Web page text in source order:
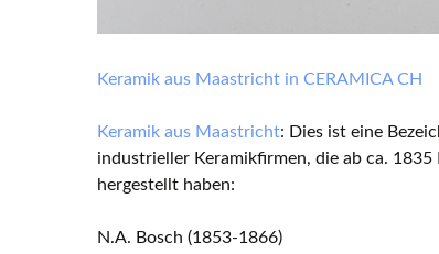
Keramik aus Maastricht in CERAMICA CH
Keramik aus Maastricht: Dies ist eine
industrieller Keramikfirmen, die ab ca.
hergestellt haben:
N.A. Bosch (1853-1866)